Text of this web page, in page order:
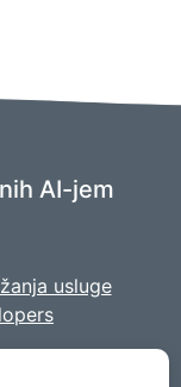
AI-jem
usluge
inteligencije,